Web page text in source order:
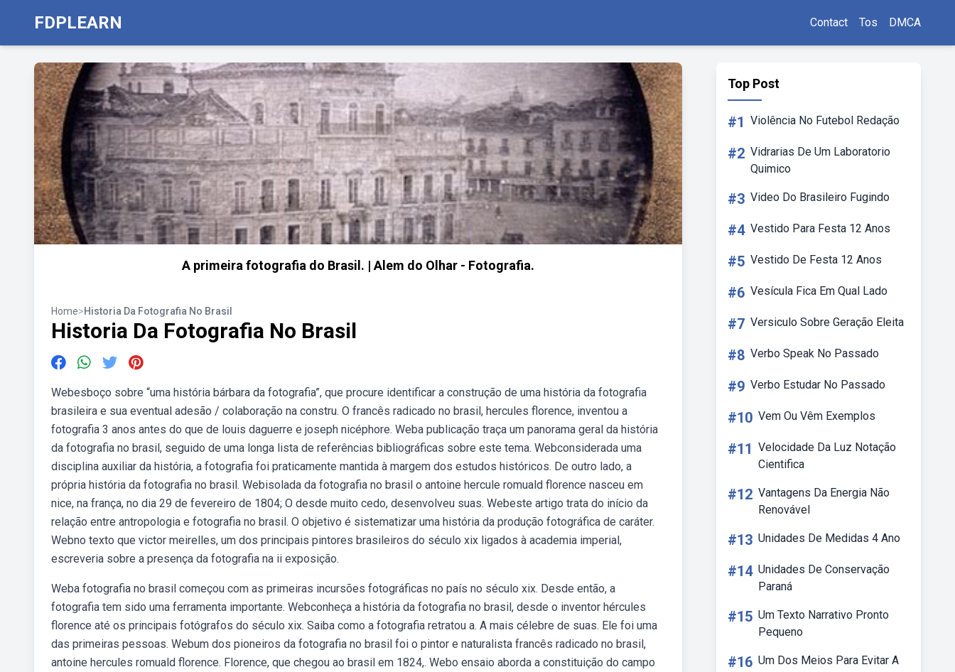
FDPLEARN Contact Tos DMCA
A primeira fotografia do Brasil. | Alem do Olhar - Fotografia.
Home>Historia Da Fotografia No Brasil
Historia Da Fotografia No Brasil
Webesboço sobre “uma história bárbara da fotografia”, que procure identificar a construção de uma história da fotografia
brasileira e sua eventual adesão / colaboração na constru. O francês radicado no brasil, hercules florence, inventou a
fotografia 3 anos antes do que de louis daguerre e joseph nicéphore. Weba publicação traça um panorama geral da história
da fotografia no brasil, seguido de uma longa lista de referências bibliográficas sobre este tema. Webconsiderada uma
disciplina auxiliar da história, a fotografia foi praticamente mantida à margem dos estudos históricos. De outro lado, a
própria história da fotografia no brasil. Webisolada da fotografia no brasil o antoine hercule romuald florence nasceu em
nice, na frança, no dia 29 de fevereiro de 1804; O desde muito cedo, desenvolveu suas. Webeste artigo trata do início da
relação entre antropologia e fotografia no brasil. O objetivo é sistematizar uma história da produção fotográfica de caráter.
Webno texto que victor meirelles, um dos principais pintores brasileiros do século xix ligados à academia imperial,
escreveria sobre a presença da fotografia na ii exposição.
Weba fotografia no brasil começou com as primeiras incursões fotográficas no país no século xix. Desde então, a
fotografia tem sido uma ferramenta importante. Webconheça a história da fotografia no brasil, desde o inventor hércules
florence até os principais fotógrafos do século xix. Saiba como a fotografia retratou a. A mais célebre de suas. Ele foi uma
das primeiras pessoas. Webum dos pioneiros da fotografia no brasil foi o pintor e naturalista francês radicado no brasil,
antoine hercules romuald florence. Florence, que chegou ao brasil em 1824,. Webo ensaio aborda a constituição do campo
Top Post
#1 Violência No Futebol Redação
#2 Vidrarias De Um Laboratorio
Quimico
#3 Video Do Brasileiro Fugindo
#4 Vestido Para Festa 12 Anos
#5 Vestido De Festa 12 Anos
#6 Vesícula Fica Em Qual Lado
#7 Versiculo Sobre Geração Eleita
#8 Verbo Speak No Passado
#9 Verbo Estudar No Passado
#10 Vem Ou Vêm Exemplos
#11 Velocidade Da Luz Notação
Cientifica
#12 Vantagens Da Energia Não
Renovável
#13 Unidades De Medidas 4 Ano
#14 Unidades De Conservação
Paraná
#15 Um Texto Narrativo Pronto
Pequeno
#16 Um Dos Meios Para Evitar A